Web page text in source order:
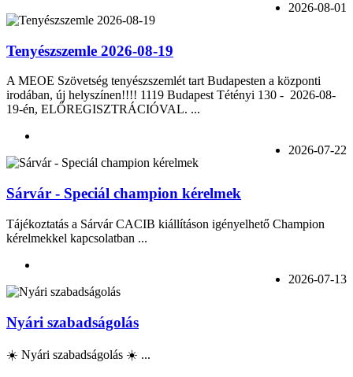
2026-08-01
Tenyészszemle 2026-08-19
A MEOE Szövetség tenyészszemlét tart Budapesten a központi
irodában, új helyszínen!!!! 1119 Budapest Tétényi 130 - 2026-08-
19-én, ELŐREGISZTRÁCIÓVAL. ...
2026-07-22
Sárvár - Speciál champion kérelmek
Tájékoztatás a Sárvár CACIB kiállításon igényelhető Champion
kérelmekkel kapcsolatban ...
2026-07-13
Nyári szabadságolás
☀️ Nyári szabadságolás ☀️ ...